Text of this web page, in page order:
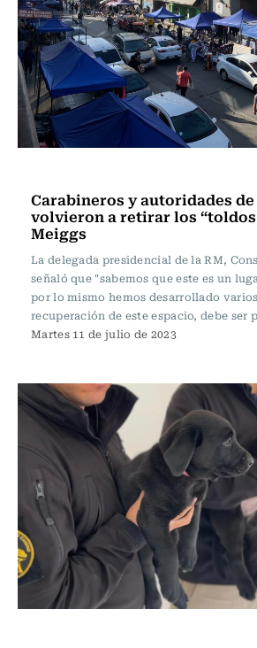
Carabineros y autoridades de
volvieron a retirar los “toldos
Meiggs
La delegada presidencial de la RM,
señaló que "sabemos que este es un
por lo mismo hemos desarrollado
recuperación de este espacio, debe ser
Martes 11 de julio de 2023